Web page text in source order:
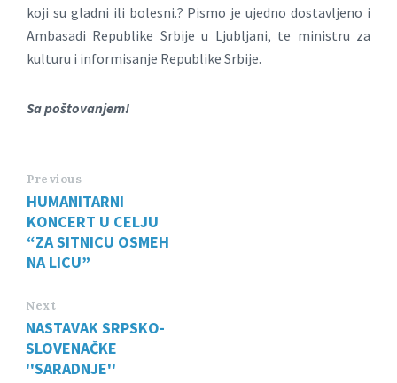
koji su gladni ili bolesni.? Pismo je ujedno dostavljeno i
Ambasadi Republike Srbije u Ljubljani, te ministru za
kulturu i informisanje Republike Srbije.
Sa poštovanjem!
Previous
HUMANITARNI
KONCERT U CELJU
“ZA SITNICU OSMEH
NA LICU”
Next
NASTAVAK SRPSKO-
SLOVENAČKE
''SARADNJE''